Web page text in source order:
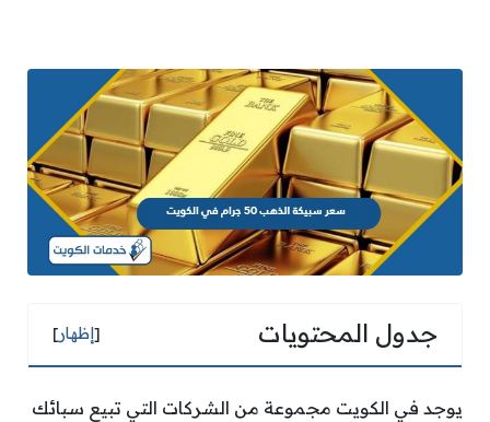
جدول المحتويات [إظهار]
يوجد في الكويت مجموعة من الشركات التي تبيع سبائك